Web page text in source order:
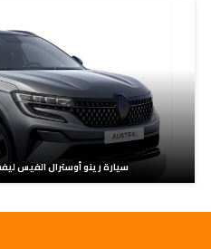
سيارة رينو أوسترال الفيس